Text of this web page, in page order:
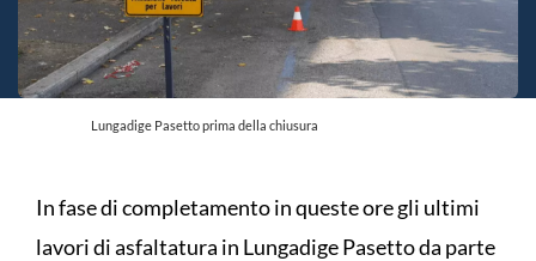
Lungadige Pasetto prima della chiusura
In fase di completamento in queste ore gli ultimi
lavori di asfaltatura in Lungadige Pasetto da parte